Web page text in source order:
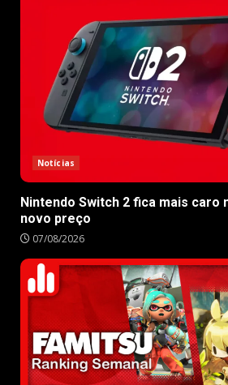
Notícias
Nintendo Switch 2 fica mais caro
novo preço
07/08/2026